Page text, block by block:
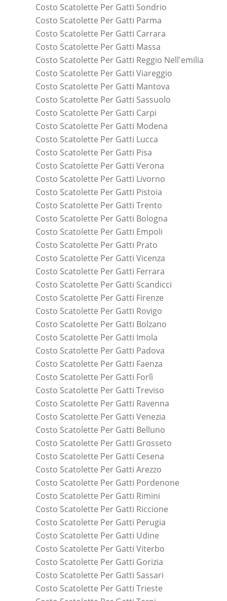
Costo Scatolette Per Gatti Sondrio
Costo Scatolette Per Gatti Parma
Costo Scatolette Per Gatti Carrara
Costo Scatolette Per Gatti Massa
Costo Scatolette Per Gatti Reggio Nell'emilia
Costo Scatolette Per Gatti Viareggio
Costo Scatolette Per Gatti Mantova
Costo Scatolette Per Gatti Sassuolo
Costo Scatolette Per Gatti Carpi
Costo Scatolette Per Gatti Modena
Costo Scatolette Per Gatti Lucca
Costo Scatolette Per Gatti Pisa
Costo Scatolette Per Gatti Verona
Costo Scatolette Per Gatti Livorno
Costo Scatolette Per Gatti Pistoia
Costo Scatolette Per Gatti Trento
Costo Scatolette Per Gatti Bologna
Costo Scatolette Per Gatti Empoli
Costo Scatolette Per Gatti Prato
Costo Scatolette Per Gatti Vicenza
Costo Scatolette Per Gatti Ferrara
Costo Scatolette Per Gatti Scandicci
Costo Scatolette Per Gatti Firenze
Costo Scatolette Per Gatti Rovigo
Costo Scatolette Per Gatti Bolzano
Costo Scatolette Per Gatti Imola
Costo Scatolette Per Gatti Padova
Costo Scatolette Per Gatti Faenza
Costo Scatolette Per Gatti Forlì
Costo Scatolette Per Gatti Treviso
Costo Scatolette Per Gatti Ravenna
Costo Scatolette Per Gatti Venezia
Costo Scatolette Per Gatti Belluno
Costo Scatolette Per Gatti Grosseto
Costo Scatolette Per Gatti Cesena
Costo Scatolette Per Gatti Arezzo
Costo Scatolette Per Gatti Pordenone
Costo Scatolette Per Gatti Rimini
Costo Scatolette Per Gatti Riccione
Costo Scatolette Per Gatti Perugia
Costo Scatolette Per Gatti Udine
Costo Scatolette Per Gatti Viterbo
Costo Scatolette Per Gatti Gorizia
Costo Scatolette Per Gatti Sassari
Costo Scatolette Per Gatti Trieste